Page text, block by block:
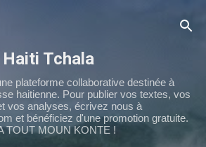
Haiti Tchala
plateforme collaborative destinée à
haitienne. Pour publier vos textes, vos
vos analyses, écrivez nous à
et bénéficiez d'une promotion gratuite.
TOUT MOUN KONTE !